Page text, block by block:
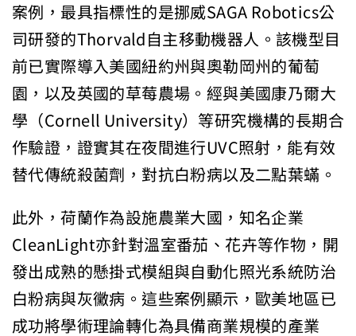
案例，最具指標性的是挪威SAGA Robotics公
司研發的Thorvald自主移動機器人。該機型目
前已實際導入美國紐約州與奧勒岡州的葡萄
園，以及英國的草莓農場。經與美國康乃爾大
學（Cornell University）等研究機構的長期合
作驗證，證實其在夜間進行UVC照射，能有效
替代傳統殺菌劑，對抗白粉病以及二點葉蟎。
此外，荷蘭作為設施農業大國，知名企業
CleanLight亦針對溫室番茄、花卉等作物，開
發出成熟的懸掛式模組與自動化照光系統防治
白粉病與灰黴病。這些案例顯示，歐美地區已
成功將學術理論轉化為具備商業規模的產業